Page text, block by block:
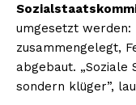
umgesetzt werden:
zusammengelegt,
abgebaut. „Soziale
sondern klüger”,